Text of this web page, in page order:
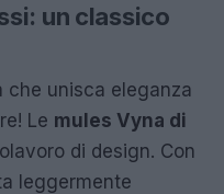
un classico
che unisca eleganza
Le mules Vyna di
di design. Con
leggermente